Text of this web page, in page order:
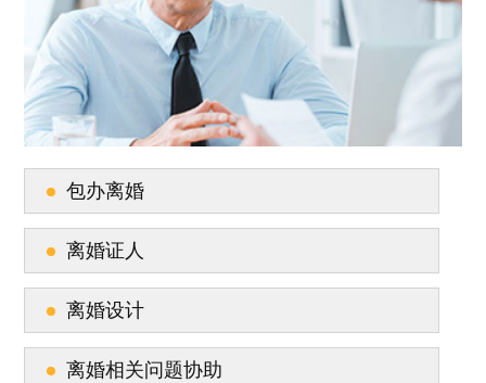
包办离婚
离婚证人
离婚设计
离婚相关问题协助